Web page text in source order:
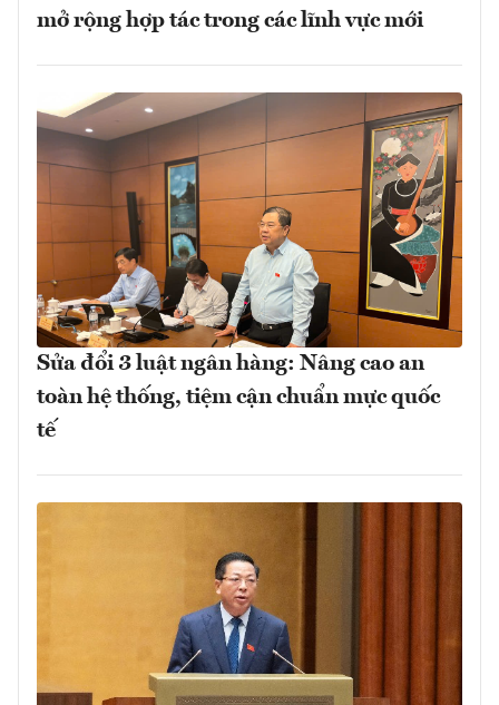
mở rộng hợp tác trong các lĩnh vực mới
Sửa đổi 3 luật ngân hàng: Nâng cao an
toàn hệ thống, tiệm cận chuẩn mực quốc
tế